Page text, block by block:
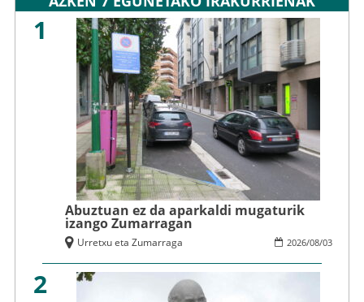
1
Abuztuan ez da aparkaldi mugaturik
izango Zumarragan
2026/08/03
Urretxu eta Zumarraga
2